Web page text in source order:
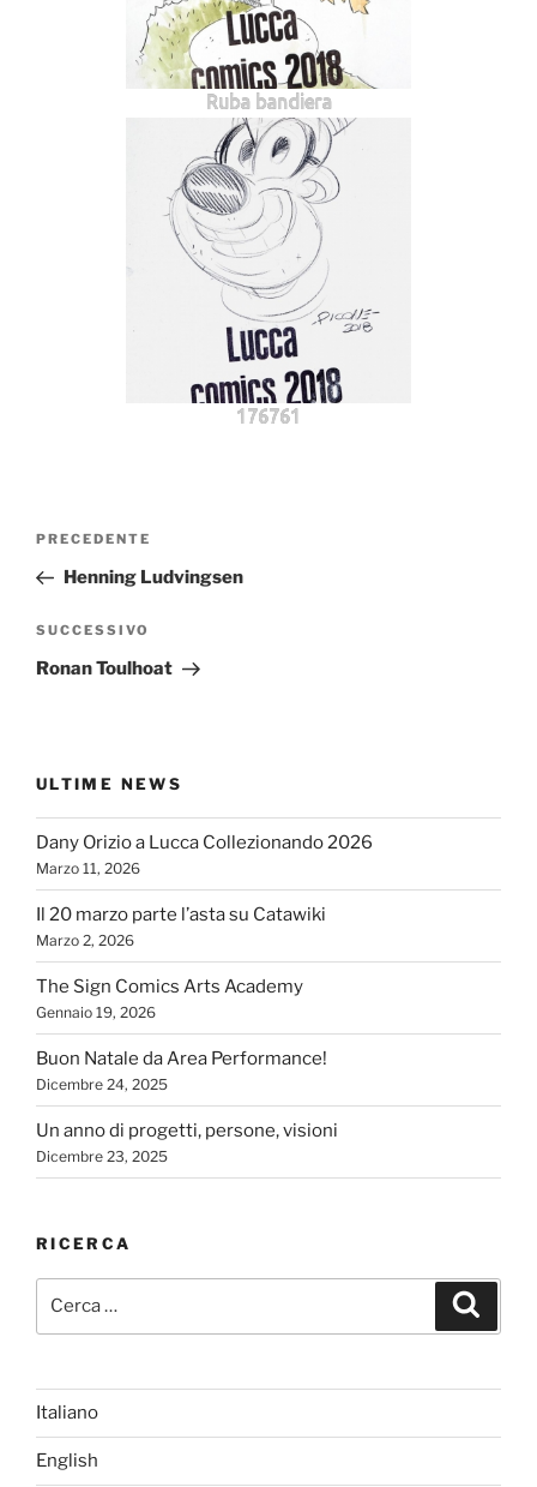
Ruba bandiera
176761
Navigazione
Articolo
precedente:
PRECEDENTE
Henning Ludvingsen
Articolo
successivo
SUCCESSIVO
Ronan Toulhoat
ULTIME NEWS
Dany Orizio a Lucca Collezionando 2026
Marzo 11, 2026
Il 20 marzo parte l’asta su Catawiki
Marzo 2, 2026
The Sign Comics Arts Academy
Gennaio 19, 2026
Buon Natale da Area Performance!
Dicembre 24, 2025
Un anno di progetti, persone, visioni
Dicembre 23, 2025
RICERCA
Italiano
English